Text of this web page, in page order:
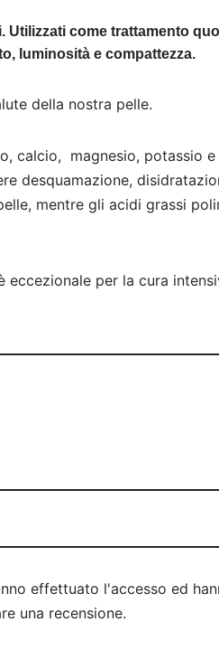
Utilizzati come trattamento
luminosità e compattezza.
della nostra pelle.
calcio, magnesio, potassio
desquamazione,
mentre gli acidi grassi
per la cura
effettuato l'accesso ed
una recensione.